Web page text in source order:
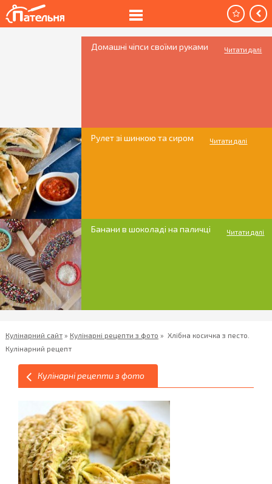
Домашні чіпси своїми руками Читати далі
Рулет зі шинкою та сиром Читати далі
Банани в шоколаді на паличці Читати далі
Кулінарний сайт» Кулінарні рецепти з фото » Хлібна косичка з песто.
Кулінарний рецепт
Кулінарні рецепти з фото